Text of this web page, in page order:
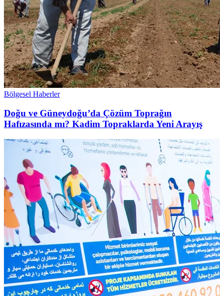
Bölgesel Haberler
Doğu ve Güneydoğu’da Çözüm Toprağın
Hafızasında mı? Kadim Topraklarda Yeni Arayış